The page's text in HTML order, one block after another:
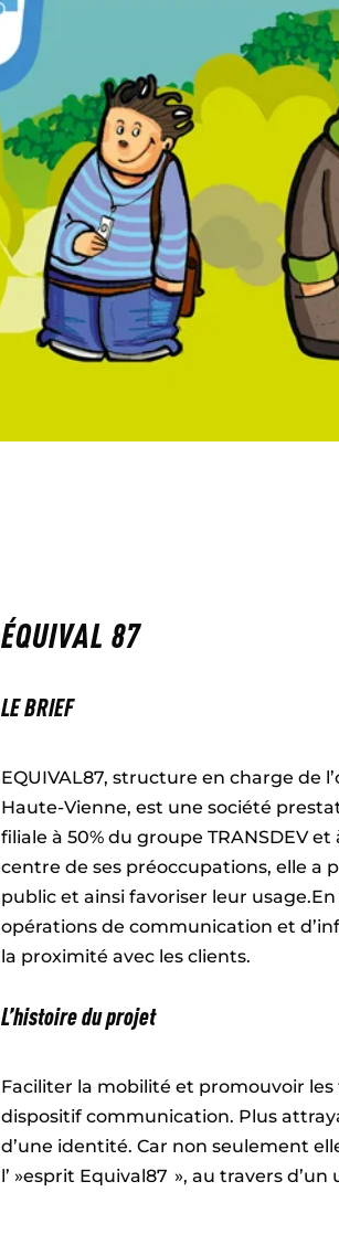
ÉQUIVAL 87
LE BRIEF
EQUIVAL87, structure en charge de
Haute-Vienne, est une société
filiale à 50% du groupe TRANSDEV
centre de ses préoccupations, elle a
public et ainsi favoriser leur
opérations de communication et
la proximité avec les clients.
L’histoire du projet
Faciliter la mobilité et promouvoir
dispositif communication. Plus
d’une identité. Car non seulement
l’ »esprit Equival87 », au travers